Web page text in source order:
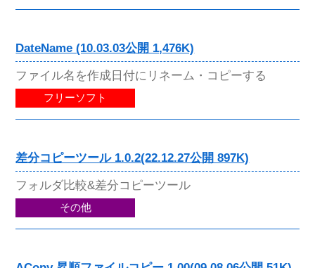
DateName (10.03.03公開 1,476K)
ファイル名を作成日付にリネーム・コピーする
フリーソフト
差分コピーツール 1.0.2(22.12.27公開 897K)
フォルダ比較&差分コピーツール
その他